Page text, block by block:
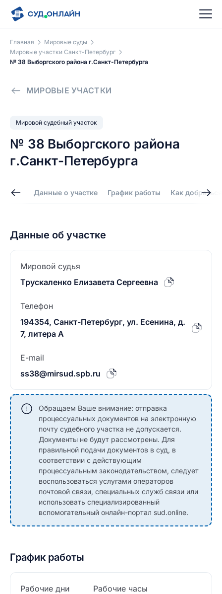
Главная
Мировые суды
Мировые участки Санкт-Петербург
№ 38 Выборгского района г.Санкт-Петербурга
МИРОВЫЕ УЧАСТКИ
Мировой судебный участок
№ 38 Выборгского района
г.Санкт-Петербурга
Данные о участке График работы Как добраться
Данные об участке
Мировой судья
Трускаленко Елизавета Сергеевна
Телефон
194354, Санкт-Петербург, ул. Есенина, д.
7, литера А
E-mail
ss38@mirsud.spb.ru
Обращаем Ваше внимание: отправка
процессуальных документов на электронную
почту судебного участка не допускается.
Документы не будут рассмотрены. Для
правильной подачи документов в суд, в
соответствии с действующим
процессуальным законодательством, следует
воспользоваться услугами операторов
почтовой связи, специальных служб связи или
использовать специализированный
вспомогательный онлайн-портал sud.online.
График работы
Рабочие дни
Рабочие часы